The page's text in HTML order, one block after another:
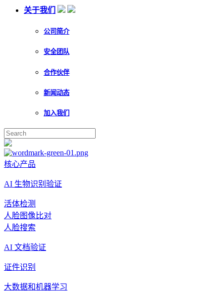
关于我们
公司简介
安全团队
合作伙伴
新闻动态
加入我们
核心产品
AI 生物识别验证
活体检测
人脸图像比对
人脸搜索
AI 文档验证
证件识别
大数据和机器学习